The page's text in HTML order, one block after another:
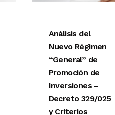
Análisis del
Nuevo Régimen
“General” de
Promoción de
Inversiones –
Decreto 329/025
y Criterios